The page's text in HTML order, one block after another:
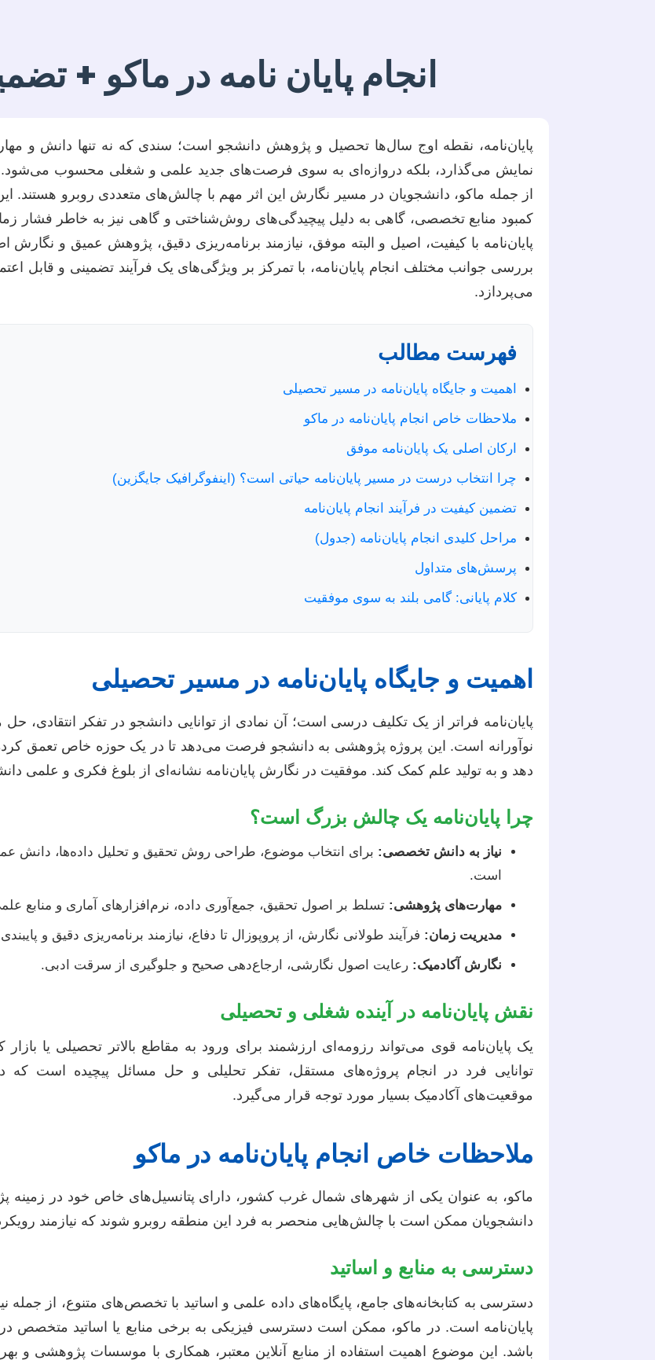
انجام پایان نامه در ماکو +
پایان‌نامه، نقطه اوج سال‌ها تحصیل و پژوهش دانشجو است؛ سندی که نه تنها دانش و
نمایش می‌گذارد، بلکه دروازه‌ای به سوی فرصت‌های جدید علمی و شغلی محسوب
از جمله ماکو، دانشجویان در مسیر نگارش این اثر مهم با چالش‌های متعددی روبرو هستند.
کمبود منابع تخصصی، گاهی به دلیل پیچیدگی‌های روش‌شناختی و گاهی نیز به خاطر فشار
پایان‌نامه با کیفیت، اصیل و البته موفق، نیازمند برنامه‌ریزی دقیق، پژوهش عمیق و
بررسی جوانب مختلف انجام پایان‌نامه، با تمرکز بر ویژگی‌های یک فرآیند تضمینی و قابل
می‌پردازد.
فهرست مطالب
اهمیت و جایگاه پایان‌نامه در مسیر تحصیلی
ملاحظات خاص انجام پایان‌نامه در ماکو
ارکان اصلی یک پایان‌نامه موفق
چرا انتخاب درست در مسیر پایان‌نامه حیاتی است؟ (اینفوگرافیک جایگزین)
تضمین کیفیت در فرآیند انجام پایان‌نامه
مراحل کلیدی انجام پایان‌نامه (جدول)
پرسش‌های متداول
کلام پایانی: گامی بلند به سوی موفقیت
اهمیت و جایگاه پایان‌نامه در مسیر تحصیلی
پایان‌نامه فراتر از یک تکلیف درسی است؛ آن نمادی از توانایی دانشجو در تفکر انتقادی،
نوآورانه است. این پروژه پژوهشی به دانشجو فرصت می‌دهد تا در یک حوزه خاص تعمق
دهد و به تولید علم کمک کند. موفقیت در نگارش پایان‌نامه نشانه‌ای از بلوغ فکری و
چرا پایان‌نامه یک چالش بزرگ است؟
نیاز به دانش تخصصی: برای انتخاب موضوع، طراحی روش تحقیق و تحلیل داده‌ها، دانش
است.
مهارت‌های پژوهشی: تسلط بر اصول تحقیق، جمع‌آوری داده، نرم‌افزارهای آماری و منابع
مدیریت زمان: فرآیند طولانی نگارش، از پروپوزال تا دفاع، نیازمند برنامه‌ریزی دقیق و
نگارش آکادمیک: رعایت اصول نگارشی، ارجاع‌دهی صحیح و جلوگیری از سرقت ادبی.
نقش پایان‌نامه در آینده شغلی و تحصیلی
یک پایان‌نامه قوی می‌تواند رزومه‌ای ارزشمند برای ورود به مقاطع بالاتر تحصیلی یا بازار
توانایی فرد در انجام پروژه‌های مستقل، تفکر تحلیلی و حل مسائل پیچیده است
موقعیت‌های آکادمیک بسیار مورد توجه قرار می‌گیرد.
ملاحظات خاص انجام پایان‌نامه در ماکو
ماکو، به عنوان یکی از شهرهای شمال غرب کشور، دارای پتانسیل‌های خاص خود در زمینه
دانشجویان ممکن است با چالش‌هایی منحصر به فرد این منطقه روبرو شوند که نیازمند
دسترسی به منابع و اساتید
دسترسی به کتابخانه‌های جامع، پایگاه‌های داده علمی و اساتید با تخصص‌های متنوع، از
پایان‌نامه است. در ماکو، ممکن است دسترسی فیزیکی به برخی منابع یا اساتید متخصص
باشد. این موضوع اهمیت استفاده از منابع آنلاین معتبر، همکاری با موسسات پژوهشی و